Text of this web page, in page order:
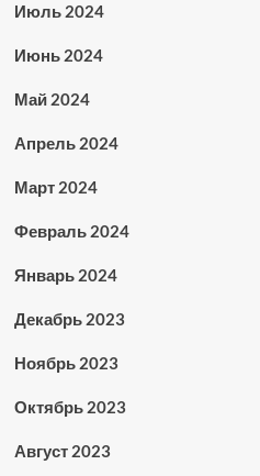
Июль 2024
Июнь 2024
Май 2024
Апрель 2024
Март 2024
Февраль 2024
Январь 2024
Декабрь 2023
Ноябрь 2023
Октябрь 2023
Август 2023